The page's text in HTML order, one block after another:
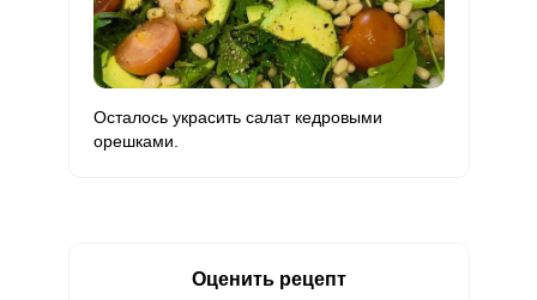
Осталось украсить салат кедровыми
орешками.
Оценить рецепт